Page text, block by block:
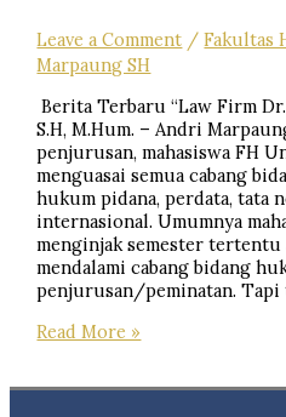
Leave a Comment /Fakultas
Marpaung SH
Berita Terbaru “Law Firm
S.H, M.Hum. – Andri
penjurusan, mahasiswa FH
menguasai semua cabang
hukum pidana, perdata, tata
internasional. Umumnya
menginjak semester
mendalami cabang bidang
penjurusan/peminatan.
Dr.
Read More »